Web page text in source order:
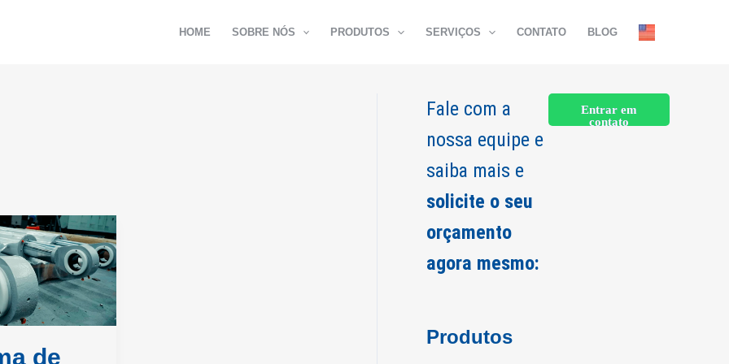
HOME SOBRE NÓS PRODUTOS SERVIÇOS CONTATO BLOG
de
Fale com a
nossa equipe e
saiba mais e
solicite o seu
orçamento
agora mesmo:
Entrar em
contato
Produtos